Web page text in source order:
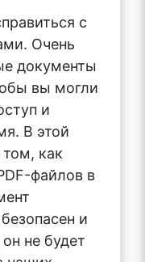
с
Очень
документы
вы могли
и
В этой
как
файлов в
и
не будет
наших